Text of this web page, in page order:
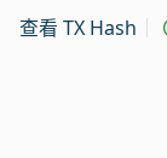
查看 TX Hash